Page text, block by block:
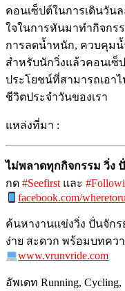
คอนเซ็ปต์ในการเดินวันล
ใจในการหันมาทำกิจกร
การลดน้ำหนัก, ควบคุม
สำหรับนักวิ่งแล้วคอนเซ็
ประโยชน์ที่สามารถเอา
ชีวิตประจำวันของเรา
แหล่งที่มา :
ไม่พลาดทุกกิจกรรม วิ่ง
กด #Seefirst และ
facebook.com/
ค้นหางานแข่งวิ่ง ปั่นจัก
ง่าย สะดวก พร้อมบทคว
www.vrunvride.com
อัพเดท Running, Cycling,